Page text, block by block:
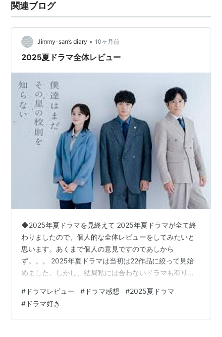
関連ブログ
Jimmy-san’s diary • 10ヶ月前
2025夏ドラマ全体レビュー
◆2025年夏ドラマを見終えて 2025年夏ドラマが全て終
わりましたので、個人的な全体レビューをしてみたいと
思います。あくまで個人の意見ですのであしから
ず。。。 2025年夏ドラマは当初は22作品に絞って見始
めました。しかし、結局私には合わないドラマも有り最
した。しかし、夏ドラマ全体としては当初思っていた以
上に面白い作品が多かったと思います。ただ、毎回楽し
みでたまらないほどの突出した作品は少なかったです。
# ドラマレビュー # ドラマ感想 #2025夏ドラマ
# ドラマ好き